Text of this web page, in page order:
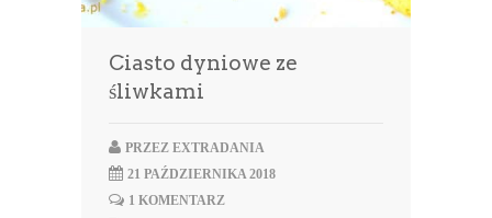
Ciasto dyniowe ze
śliwkami
PRZEZ EXTRADANIA
21 PAŹDZIERNIKA 2018
1 KOMENTARZ